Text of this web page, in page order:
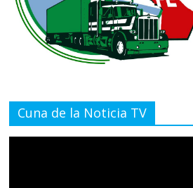
Cuna de la Noticia TV